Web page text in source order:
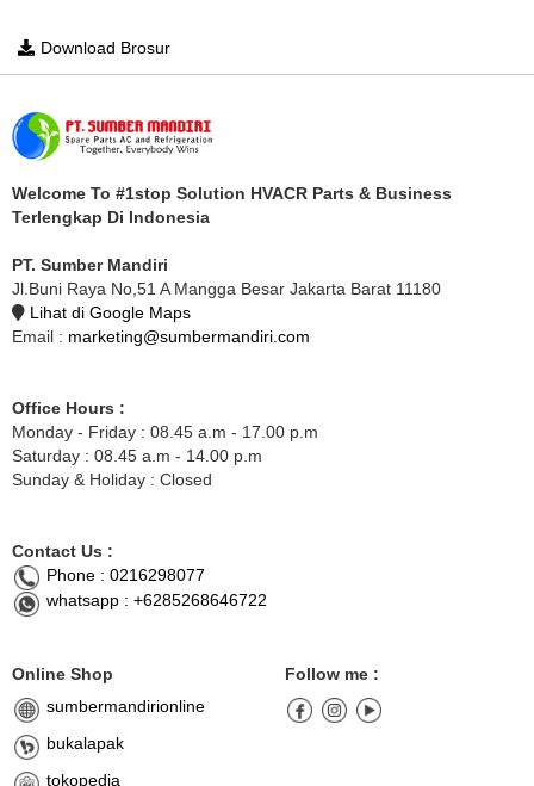
Download Brosur
Welcome To #1stop Solution HVACR Parts & Business
Terlengkap Di Indonesia
PT. Sumber Mandiri
Jl.Buni Raya No,51 A Mangga Besar Jakarta Barat 11180
Lihat di Google Maps
Email : marketing@sumbermandiri.com
Office Hours :
Monday - Friday : 08.45 a.m - 17.00 p.m
Saturday : 08.45 a.m - 14.00 p.m
Sunday & Holiday : Closed
Contact Us :
Phone : 0216298077
whatsapp : +6285268646722
Online Shop
sumbermandirionline
bukalapak
tokopedia
Follow me :